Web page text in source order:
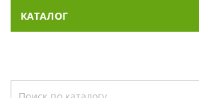
КАТАЛОГ